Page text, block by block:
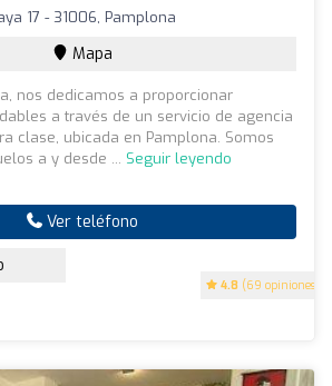
4.8 (69 opiniones)
17 - 31006, Pamplona
Mapa
nos dedicamos a proporcionar
a través de un servicio de agencia
clase, ubicada en Pamplona. Somos
a y desde ... Seguir leyendo
Ver teléfono